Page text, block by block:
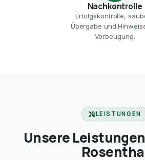
Nachkontrolle
Erfolgskontrolle,
Übergabe und
Vorbeugung.
LEISTUNGEN
Unsere